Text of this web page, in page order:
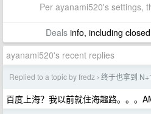
Per ayanami520's settings,
Dealsinfo, including
ayanami520's recent replies
Replied to a topic by fredz › 终于也拿到
百度上海？我以前就住海趣路。。。